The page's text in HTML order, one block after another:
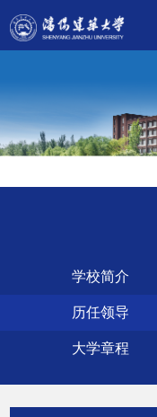
学校简介
历任领导
大学章程